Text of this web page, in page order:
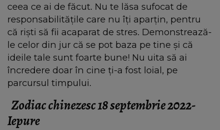
ceea ce ai de făcut. Nu te lăsa sufocat de
responsabilitățile care nu îți aparțin, pentru
că rişti să fii acaparat de stres. Demonstrează-
le celor din jur că se pot baza pe tine și că
ideile tale sunt foarte bune! Nu uita să ai
încredere doar în cine ți-a fost loial, pe
parcursul timpului.
Zodiac chinezesc 18 septembrie 2022-
Iepure